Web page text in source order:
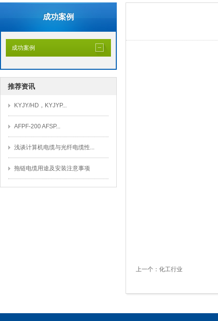
成功案例
成功案例
推荐资讯
KYJY/HD，KYJYP...
AFPF-200 AFSP...
浅谈计算机电缆与光纤电缆性...
拖链电缆用途及安装注意事项
上一个： 化工行业